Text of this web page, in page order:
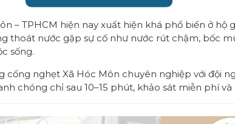
– TPHCM hiện nay xuất hiện khá phổ biến ở hộ
thoát nước gặp sự cố như nước rút chậm, bốc
sống.
nghẹt Xã Hóc Môn chuyên nghiệp với đội
chóng chỉ sau 10–15 phút, khảo sát miễn phí